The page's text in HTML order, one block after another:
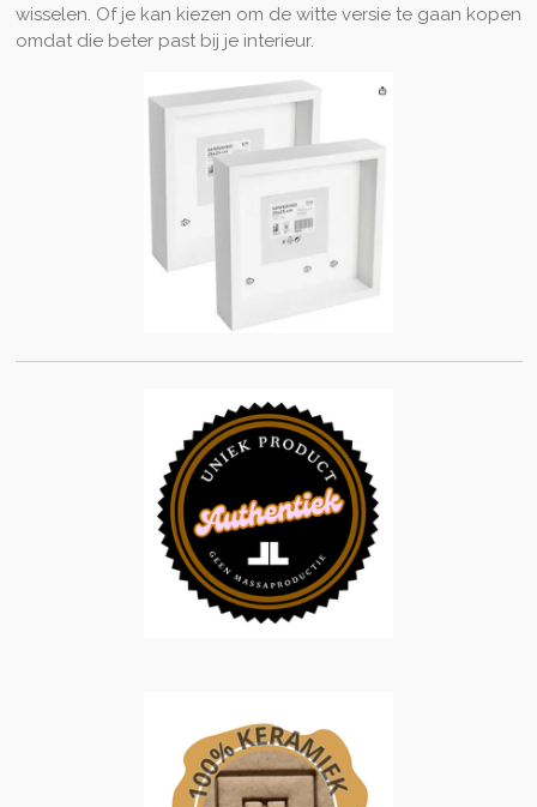
wisselen. Of je kan kiezen om de witte versie te gaan kopen
omdat die beter past bij je interieur.